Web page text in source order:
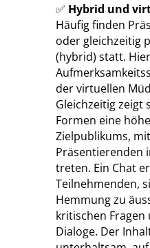
✅ Hybrid und
Häufig finden
oder gleichzeitig
(hybrid) statt.
der virtuellen
Gleichzeitig zeigt
Formen eine
Zielpublikums,
Präsentierenden
treten. Ein Chat
Teilnehmenden,
Hemmung zu
kritischen
Dialoge. Der